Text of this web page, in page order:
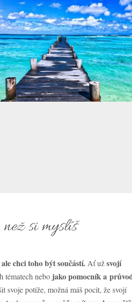
si myslíš
chci toho být součástí.Ať užsvojí
tématech nebo jako pomocník a
svoje potíže, možná máš pocit, že svojí